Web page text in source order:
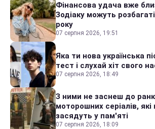
Фінансова удача вже
Зодіаку можуть
року
07 серпня 2026, 19:51
Яка ти нова українська
тест і слухай хіт свого
07 серпня 2026, 18:49
З ними не заснеш до
моторошних серіалів, які
засядуть у пам'яті
07 серпня 2026, 18:09